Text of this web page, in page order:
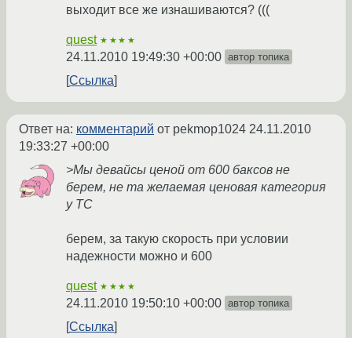
выходит все же изнашиваются? (((
quest ★★★★
24.11.2010 19:49:30 +00:00 автор топика
Ссылка
Ответ на: комментарий от pekmop1024 24.11.2010
19:33:27 +00:00
>Мы девайсы ценой от 600 баксов не
берем, не та желаемая ценовая категория
у ТС
берем, за такую скорость при условии
надежности можно и 600
quest ★★★★
24.11.2010 19:50:10 +00:00 автор топика
Ссылка